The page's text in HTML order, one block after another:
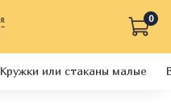
0
Кружки или стаканы малые